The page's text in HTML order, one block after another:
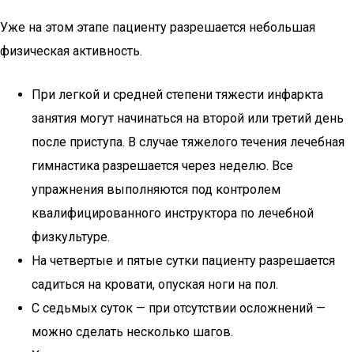
Уже на этом этапе пациенту разрешается небольшая
физическая активность.
При легкой и средней степени тяжести инфаркта
занятия могут начинаться на второй или третий день
после приступа. В случае тяжелого течения лечебная
гимнастика разрешается через неделю. Все
упражнения выполняются под контролем
квалифицированного инструктора по лечебной
физкультуре.
На четвертые и пятые сутки пациенту разрешается
садиться на кровати, опуская ноги на пол.
С седьмых суток — при отсутствии осложнений —
можно сделать несколько шагов.